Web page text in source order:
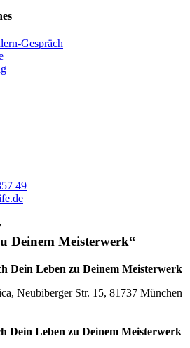
Gespräch
49
Deinem Meisterwerk“
Dein Leben zu Deinem Meisterwerk
Neubiberger Str. 15, 81737 München
Dein Leben zu Deinem Meisterwerk